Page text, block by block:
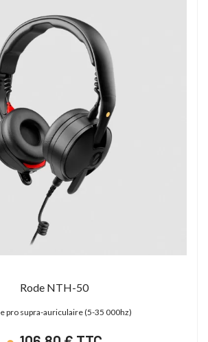
Rode NTH-50
pro supra-auriculaire (5-35 000hz)